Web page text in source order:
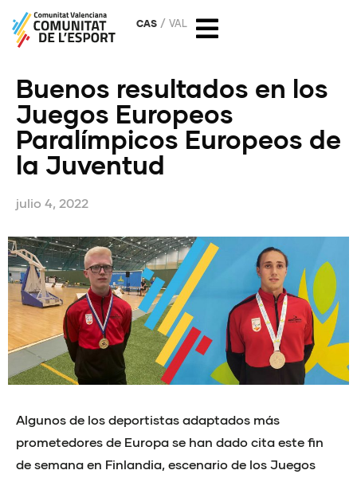
CAS VAL
Buenos resultados en los
Juegos Europeos
Paralímpicos Europeos de
la Juventud
julio 4, 2022
Algunos de los deportistas adaptados más
prometedores de Europa se han dado cita este fin
de semana en Finlandia, escenario de los Juegos